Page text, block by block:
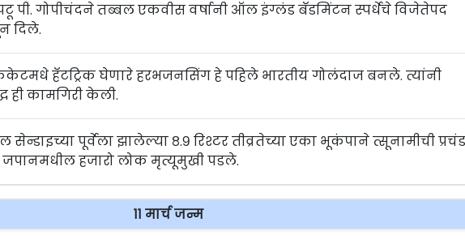
पी. गोपीचंदने तब्बल एकवीस वर्षानी ऑल इंग्लंड बॅडमिंटन स्पर्धेचे विजेतेपद
दिले.
हॅटट्रिक घेणारे हरभजनसिंग हे पहिले भारतीय गोलंदाज बनले. त्यांनी
ही कामगिरी केली.
सेन्डाइच्या पूर्वेला झालेल्या ८.९ रिश्टर तीव्रतेच्या एका भूकंपाने त्सूनामीची
हजारो लोक मृत्यूमुखी पडले.
११ मार्च जन्म